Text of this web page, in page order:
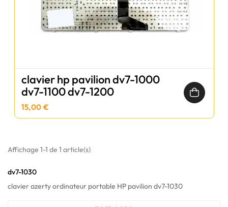
clavier hp pavilion dv7-1000
dv7-1100 dv7-1200
15,00 €
Affichage 1-1 de 1 article(s)
dv7-1030
clavier azerty ordinateur portable HP pavilion dv7-1030